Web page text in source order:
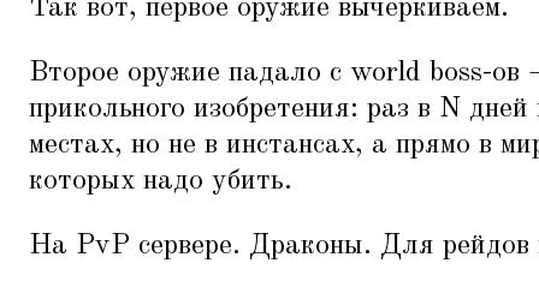
Так вот, первое оружие вычеркиваем.
Второе оружие падало с world boss-ов
прикольного изобретения: раз в N
местах, но не в инстансах, а прямо в
которых надо убить.
На PvP сервере. Драконы. Для рейдов